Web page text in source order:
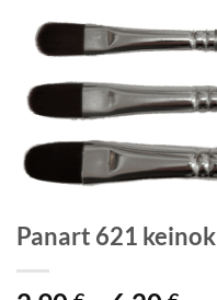
Panart 621